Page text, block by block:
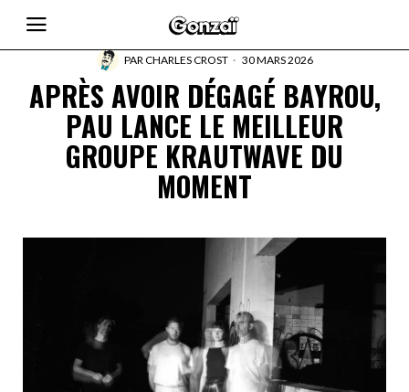
PARCHARLES CROST 30 MARS 2026
APRÈS AVOIR DÉGAGÉ BAYROU,
PAU LANCE LE MEILLEUR
GROUPE KRAUTWAVE DU
MOMENT